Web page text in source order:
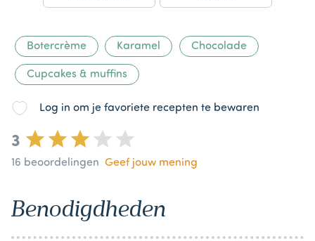
Botercrème Karamel Chocolade
Cupcakes & muffins
Log in om je favoriete recepten te bewaren
3
16 beoordelingen Geef jouw mening
Benodigdheden